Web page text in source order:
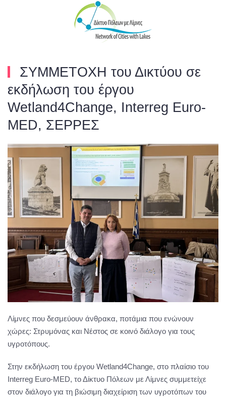
Skip to main content
ΣΥΜΜΕΤΟΧΗ του Δικτύου σε
εκδήλωση του έργου
Wetland4Change, Interreg Euro-
MED, ΣΕΡΡΕΣ
Λίμνες που δεσμεύουν άνθρακα, ποτάμια που ενώνουν
χώρες: Στρυμόνας και Νέστος σε κοινό διάλογο για τους
υγροτόπους.
Στην εκδήλωση του έργου Wetland4Change, στο πλαίσιο του
Interreg Euro-MED, το Δίκτυο Πόλεων με Λίμνες συμμετείχε
στον διάλογο για τη βιώσιμη διαχείριση των υγροτόπων του